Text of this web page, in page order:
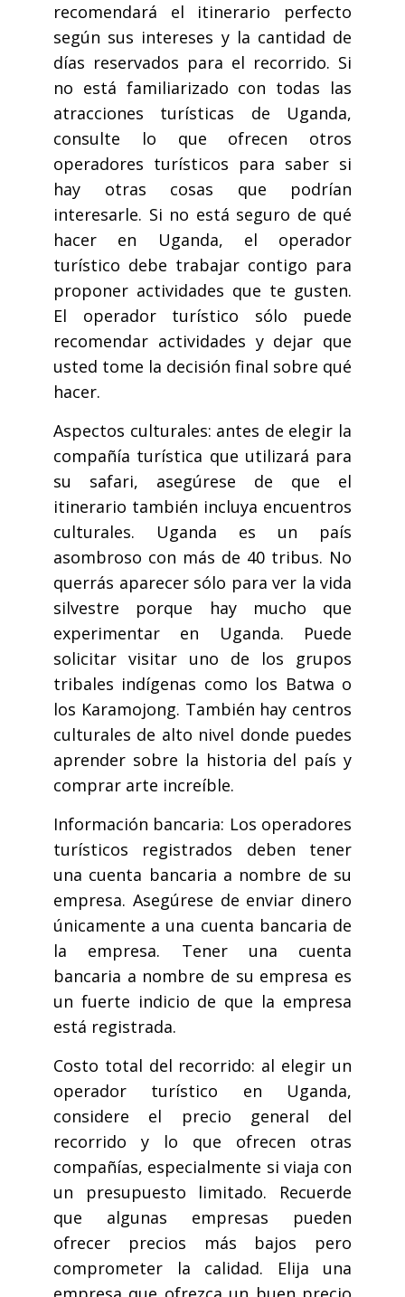
recomendará el itinerario perfecto
según sus intereses y la cantidad de
días reservados para el recorrido. Si
no está familiarizado con todas las
atracciones turísticas de Uganda,
consulte lo que ofrecen otros
operadores turísticos para saber si
hay otras cosas que podrían
interesarle. Si no está seguro de qué
hacer en Uganda, el operador
turístico debe trabajar contigo para
proponer actividades que te gusten.
El operador turístico sólo puede
recomendar actividades y dejar que
usted tome la decisión final sobre qué
hacer.
Aspectos culturales: antes de elegir la
compañía turística que utilizará para
su safari, asegúrese de que el
itinerario también incluya encuentros
culturales. Uganda es un país
asombroso con más de 40 tribus. No
querrás aparecer sólo para ver la vida
silvestre porque hay mucho que
experimentar en Uganda. Puede
solicitar visitar uno de los grupos
tribales indígenas como los Batwa o
los Karamojong. También hay centros
culturales de alto nivel donde puedes
aprender sobre la historia del país y
comprar arte increíble.
Información bancaria: Los operadores
turísticos registrados deben tener
una cuenta bancaria a nombre de su
empresa. Asegúrese de enviar dinero
únicamente a una cuenta bancaria de
la empresa. Tener una cuenta
bancaria a nombre de su empresa es
un fuerte indicio de que la empresa
está registrada.
Costo total del recorrido: al elegir un
operador turístico en Uganda,
considere el precio general del
recorrido y lo que ofrecen otras
compañías, especialmente si viaja con
un presupuesto limitado. Recuerde
que algunas empresas pueden
ofrecer precios más bajos pero
comprometer la calidad. Elija una